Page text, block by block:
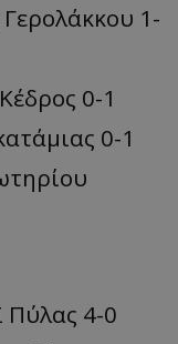
1-
0-1
0-1
Πύλας 4-0